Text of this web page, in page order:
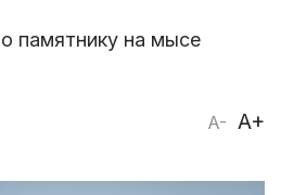
памятнику на мысе
A- A+